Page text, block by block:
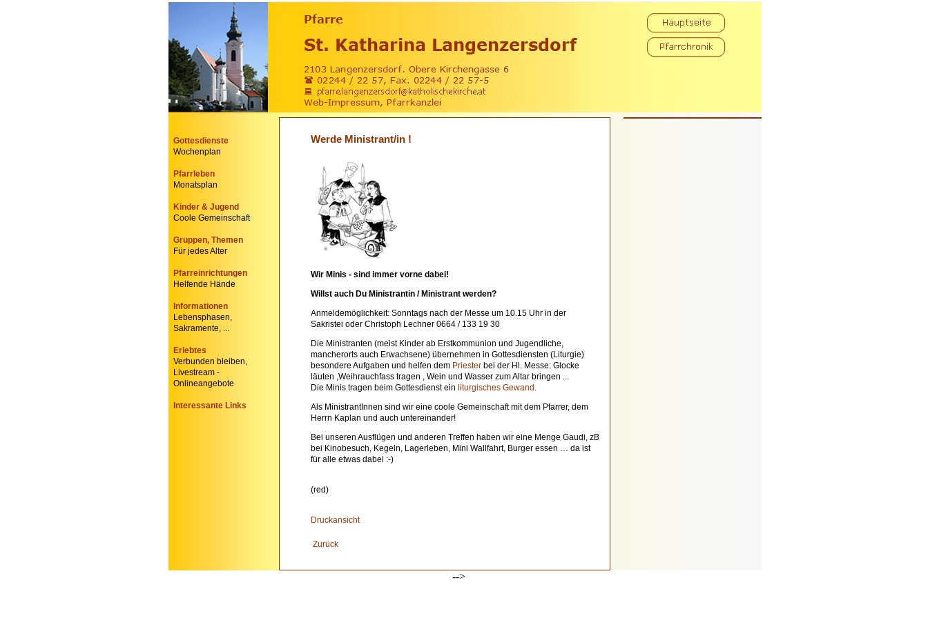
Gottesdienste
Wochenplan
Pfarrleben
Monatsplan
Kinder & Jugend
Coole Gemeinschaft
Gruppen, Themen
Für jedes Alter
Pfarreinrichtungen
Helfende Hände
Informationen
Lebensphasen,
Sakramente, ...
Erlebtes
Verbunden bleiben,
Livestream -
Onlineangebote
Interessante Links
Werde Ministrant/in !
Wir Minis - sind immer vorne dabei!
Willst auch Du Ministrantin / Ministrant werden?
Anmeldemöglichkeit: Sonntags nach der Messe um 10.15 Uhr in der
Sakristei oder Christoph Lechner 0664 / 133 19 30
Die Ministranten (meist Kinder ab Erstkommunion und Jugendliche,
mancherorts auch Erwachsene) übernehmen in Gottesdiensten (Liturgie)
besondere Aufgaben und helfen dem Priester bei der Hl. Messe: Glocke
läuten ,Weihrauchfass tragen , Wein und Wasser zum Altar bringen ...
Die Minis tragen beim Gottesdienst ein liturgisches Gewand .
Als MinistrantInnen sind wir eine coole Gemeinschaft mit dem Pfarrer, dem
Herrn Kaplan und auch untereinander!
Bei unseren Ausflügen und anderen Treffen haben wir eine Menge Gaudi, zB
bei Kinobesuch, Kegeln, Lagerleben, Mini Wallfahrt, Burger essen … da ist
für alle etwas dabei :-)
(red)
Druckansicht
Zurück
-->